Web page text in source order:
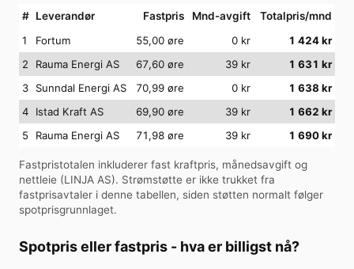
# Leverandør Fastpris Mnd-avgift
Totalpris/mnd
1
Fortum 55,00 øre 0 kr 1 424kr
2
Rauma Energi AS 67,60 øre 39 kr 1 631 kr
3
Sunndal Energi AS 70,99 øre 0 kr 1 638 kr
4
Istad Kraft AS 69,90 øre 39 kr 1 662 kr
5
Rauma Energi AS 71,98 øre 39 kr 1 690kr
Fastpristotalen inkluderer fast kraftpris, månedsavgift og
nettleie (LINJA AS). Strømstøtte er ikke trukket fra
fastprisavtaler i denne tabellen, siden støtten normalt følger
spotprisgrunnlaget.
Spotpris eller fastpris - hva er billigst nå?